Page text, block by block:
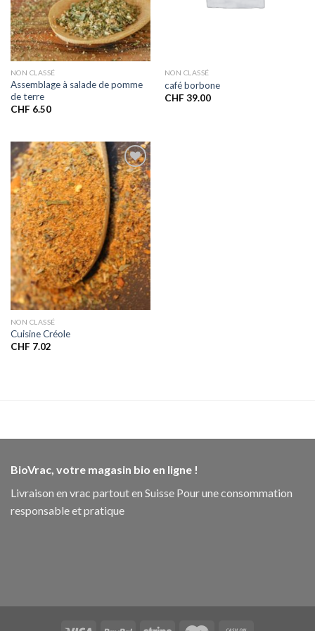
NON CLASSÉ
Assemblage à salade de pomme
de terre
CHF 6.50
NON CLASSÉ
café borbone
CHF 39.00
Ajouter
à la liste
de
souhaits
NON CLASSÉ
Cuisine Créole
CHF 7.02
BioVrac, votre magasin bio en ligne !
Livraison en vrac partout en Suisse Pour une consommation
responsable et pratique